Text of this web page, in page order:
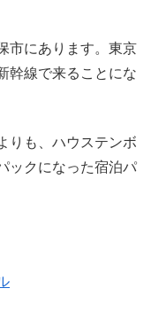
市にあります。東京
幹線で来ることにな
りも、ハウステンボ
ックになった宿泊パ